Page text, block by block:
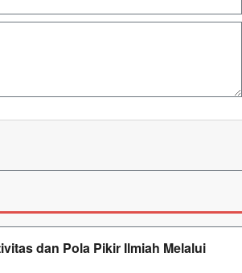
dan Pola Pikir Ilmiah Melalui